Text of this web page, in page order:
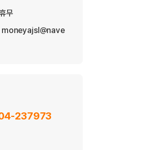
무
moneyajsl@nave
237973